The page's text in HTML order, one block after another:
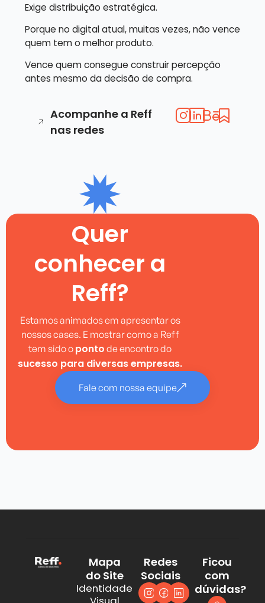
Exige distribuição estratégica.
Porque no digital atual, muitas vezes, não vence
quem tem o melhor produto.
Vence quem consegue construir percepção
antes mesmo da decisão de compra.
Acompanhe a Reff
nas redes
Quer
conhecer a
Reff?
Estamos animados em apresentar os
nossos cases. E mostrar como a Reff
tem sido o ponto de encontro do
sucesso para diversas empresas.
Fale com nossa equipe
Mapa
do Site
Identidade
Redes
Sociais
Ficou
com
dúvidas?